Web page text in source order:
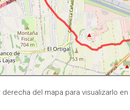
derecha del mapa para visualizarlo